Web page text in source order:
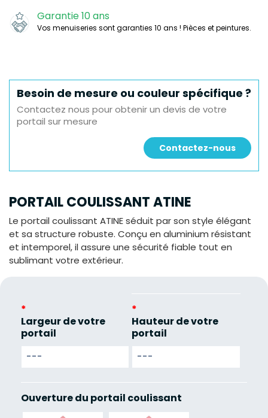
Garantie 10 ans
Vos menuiseries sont garanties 10 ans ! Pièces et peintures.
Besoin de mesure ou couleur spécifique ?
Contactez nous pour obtenir un devis de votre
portail sur mesure
Contactez-nous
PORTAIL COULISSANT ATINE
Le portail coulissant ATINE séduit par son style élégant
et sa structure robuste. Conçu en aluminium résistant
et intemporel, il assure une sécurité fiable tout en
sublimant votre extérieur.
*
Largeur de votre
portail
*
Hauteur de votre
portail
Ouverture du portail coulissant